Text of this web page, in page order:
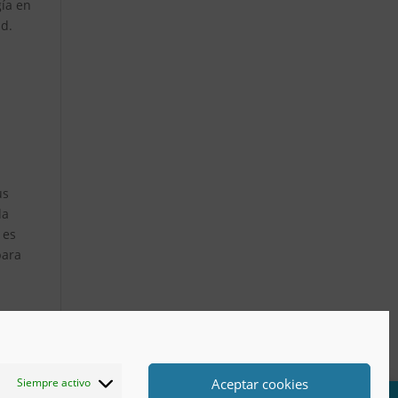
Siempre activo Aceptar cookies
en